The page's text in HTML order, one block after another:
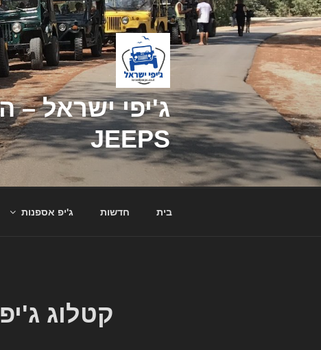
דילוג
לתוכן
JEEPS
בית חדשות ג'יפ אספנות
קטלוג ג'יפ